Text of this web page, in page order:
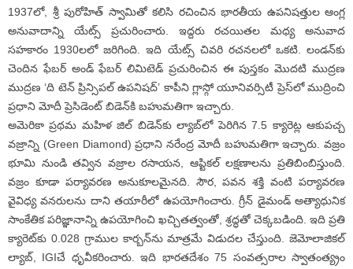
1937లో, శ్రీ పురోహిత్ స్వామితో కలిసి రచించిన భారతీయ ఉపనిషత్తుల ఆంగ్ల
అనువాదాన్ని యేట్స్ ప్రచురించారు. ఇద్దరు రచయితల మధ్య అనువాద
సహకారం 1930లలో జరిగింది. ఇది యేట్స్ చివరి రచనలలో ఒకటి. లండన్‌కు
చెందిన ఫేబర్ అండ్ ఫేబర్ లిమిటెడ్ ప్రచురించిన ఈ పుస్తకం మొదటి ముద్రణ
ముద్రణ ‘ది టెన్ ప్రిన్సిపల్ ఉపనిషద్‌’ కాపీని గ్లాస్గో యూనివర్సిటీ ప్రెస్‌లో ముద్రించి
ప్రధాని మోదీ ప్రెసిడెంట్ బిడెన్‌కి బహుమతిగా ఇచ్చారు.
అమెరికా ప్రథమ మహిళ జిల్ బిడెన్‌కు ల్యాబ్‌లో పెరిగిన 7.5 క్యారెట్ల ఆకుపచ్చ
వజ్రాన్ని (Green Diamond) ప్రధాని నరేంద్ర మోదీ బహుమతిగా ఇచ్చారు. వజ్రం
భూమి నుండి తవ్విన వజ్రాల రసాయన, ఆప్టికల్ లక్షణాలను ప్రతిబింబిస్తుంది.
వజ్రం కూడా పర్యావరణ అనుకూలమైనది. సౌర, పవన శక్తి వంటి పర్యావరణ
వైవిధ్య వనరులను దాని తయారీలో ఉపయోగించారు. గ్రీన్ డైమండ్ అత్యాధునిక
సాంకేతిక పరిజ్ఞానాన్ని ఉపయోగించి ఖచ్చితత్వంతో, శ్రద్ధతో చెక్కబడింది. ఇది ప్రతి
క్యారెట్‌కు 0.028 గ్రాముల కార్బన్‌ను మాత్రమే విడుదల చేస్తుంది. జెమోలాజికల్
ల్యాబ్, IGIచే ధృవీకరించారు. ఇది భారతదేశం 75 సంవత్సరాల స్వాతంత్య్రం